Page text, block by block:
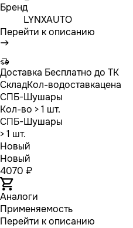
Бренд
LYNXAUTO
Перейти к описанию
Доставка Бесплатно до ТК
СкладКол-водоставкацена
СПБ-Шушары
Кол-во > 1 шт.
СПБ-Шушары
> 1 шт.
Новый
Новый
4070 ₽
Аналоги
Применяемость
Перейти к описанию